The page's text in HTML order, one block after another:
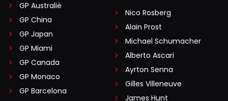
GP Australië
GP China
GP Japan
GP Miami
GP Canada
GP Monaco
GP Barcelona
Nico Rosberg
Alain Prost
Michael Schumacher
Alberto Ascari
Ayrton Senna
Gilles Villeneuve
James Hunt